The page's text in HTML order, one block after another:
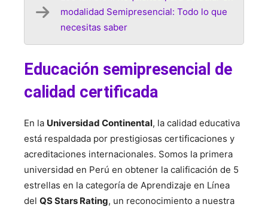
modalidad Semipresencial: Todo lo que
necesitas saber
Educación semipresencial de
calidad certificada
En la Universidad Continental, la calidad educativa
está respaldada por prestigiosas certificaciones y
acreditaciones internacionales. Somos la primera
universidad en Perú en obtener la calificación de 5
estrellas en la categoría de Aprendizaje en Línea
del QS Stars Rating, un reconocimiento a nuestra